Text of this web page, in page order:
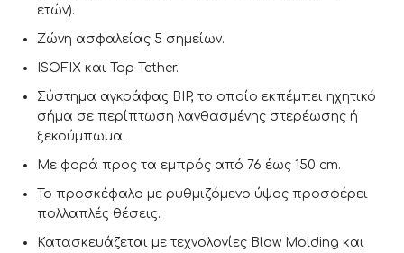
ετών).
Ζώνη ασφαλείας 5 σημείων.
ISOFIX και Top Tether.
Σύστημα αγκράφας BIP, το οποίο εκπέμπει ηχητικό
σήμα σε περίπτωση λανθασμένης στερέωσης ή
ξεκούμπωμα.
Με φορά προς τα εμπρός από 76 έως 150 cm.
Το προσκέφαλο με ρυθμιζόμενο ύψος προσφέρει
πολλαπλές θέσεις.
Κατασκευάζεται με τεχνολογίες Blow Molding και